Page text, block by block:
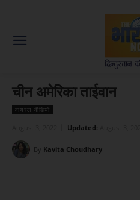
चीन अमेरिका ताईवान
वायरल वीडियो
Updated:
By Kavita Choudhary